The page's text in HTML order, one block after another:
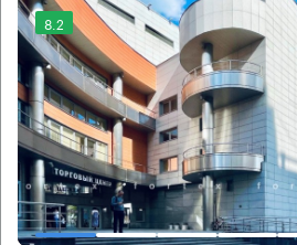
8.2